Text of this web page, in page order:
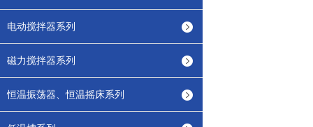
电动搅拌器系列
磁力搅拌器系列
恒温振荡器、恒温摇床系列